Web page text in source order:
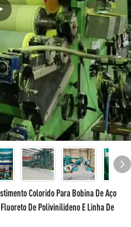
Colorido Para Bobina De Aço
De Polivinilideno E Linha De